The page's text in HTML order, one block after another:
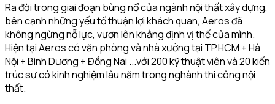
Ra đời trong giai đoạn bùng nổ của ngành nội thất xây dựng,
bên cạnh những yếu tố thuận lợi khách quan, Aeros đã
không ngừng nỗ lực, vươn lên khẳng định vị thế của mình.
Hiện tại Aeros có văn phòng và nhà xưởng tại TP.HCM + Hà
Nội + Bình Dương + Đồng Nai ...với 200 kỹ thuật viên và 20 kiến
trúc sư có kinh nghiệm lâu năm trong nghành thi công nội
thất.